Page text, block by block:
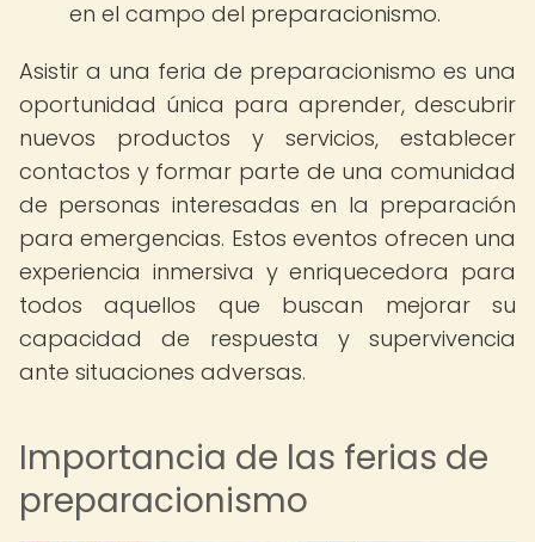
en el campo del preparacionismo.
Asistir a una feria de preparacionismo es una
oportunidad única para aprender, descubrir
nuevos productos y servicios, establecer
contactos y formar parte de una comunidad
de personas interesadas en la preparación
para emergencias. Estos eventos ofrecen una
experiencia inmersiva y enriquecedora para
todos aquellos que buscan mejorar su
capacidad de respuesta y supervivencia
ante situaciones adversas.
Importancia de las ferias de
preparacionismo